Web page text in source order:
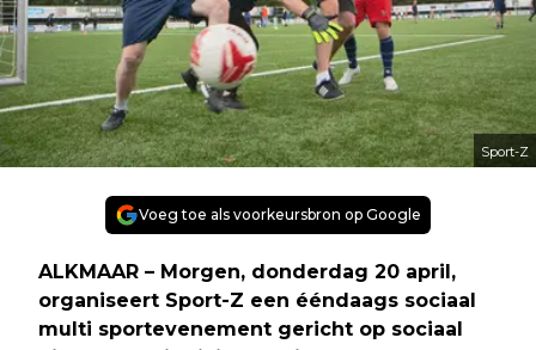
Sport-Z
Voeg toe als voorkeursbron op Google
ALKMAAR – Morgen, donderdag 20 april,
organiseert Sport-Z een ééndaags sociaal
multi sportevenement gericht op sociaal